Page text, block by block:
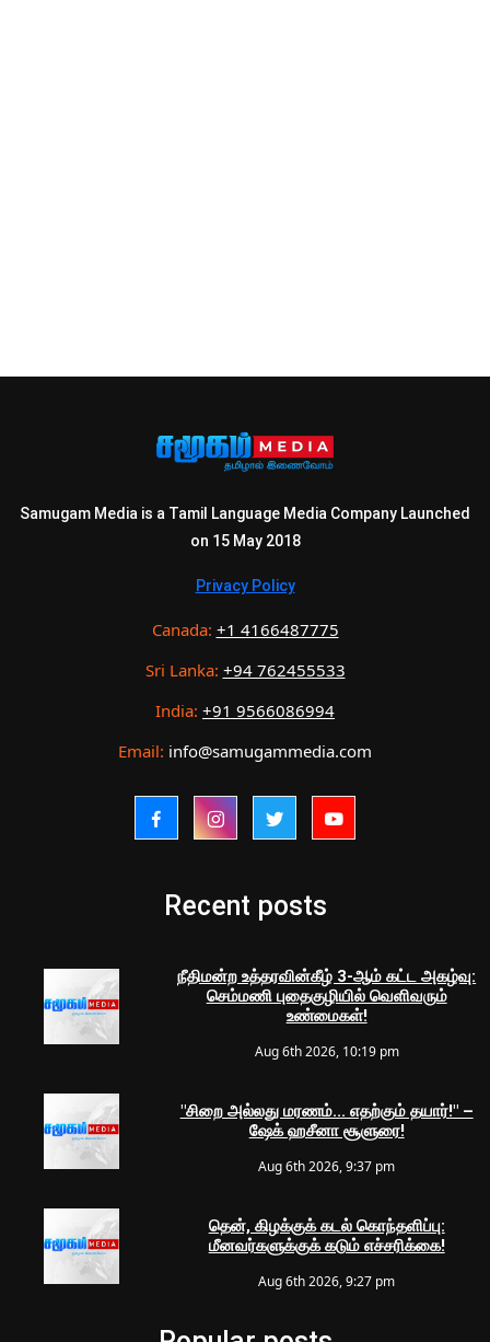
Samugam Media is a Tamil Language Media Company Launched
on 15 May 2018
Privacy Policy
Canada: +1 4166487775
Sri Lanka: +94 762455533
India: +91 9566086994
Email: info@samugammedia.com
Recent posts
நீதிமன்ற உத்தரவின்கீழ் 3-ஆம் கட்ட அகழ்வு:
செம்மணி புதைகுழியில் வெளிவரும்
உண்மைகள்!
Aug 6th 2026, 10:19 pm
"சிறை அல்லது மரணம்... எதற்கும் தயார்!" –
ஷேக் ஹசீனா சூளுரை!
Aug 6th 2026, 9:37 pm
தென், கிழக்குக் கடல் கொந்தளிப்பு:
மீனவர்களுக்குக் கடும் எச்சரிக்கை!
Aug 6th 2026, 9:27 pm